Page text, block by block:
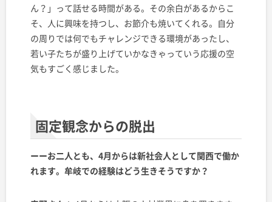
ん？」って話せる時間がある。その余白があるからこ
そ、人に興味を持つし、お節介も焼いてくれる。自分
の周りでは何でもチャレンジできる環境があったし、
若い子たちが盛り上げていかなきゃっていう応援の空
気もすごく感じました。
固定観念からの脱出
ーーお二人とも、4月からは新社会人として関西で働か
れます。牟岐での経験はどう生きそうですか？